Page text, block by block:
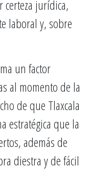
jurídica,
laboral y, sobre
un factor
al momento de la
de que Tlaxcala
estratégica que la
además de
diestra y de fácil